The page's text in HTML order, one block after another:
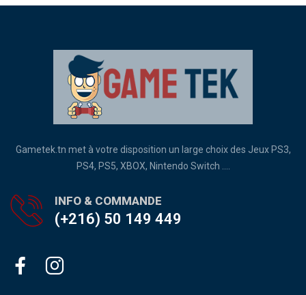
Gametek.tn met à votre disposition un large choix des Jeux PS3,
PS4, PS5, XBOX, Nintendo Switch ....
INFO & COMMANDE
(+216) 50 149 449